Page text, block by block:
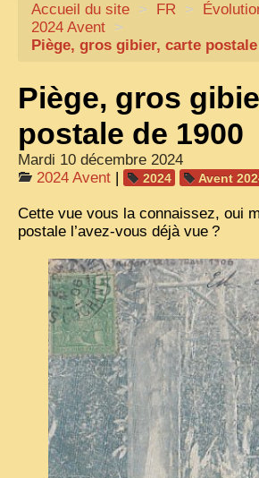
CARTACARO
NOS LIVRES
ILLUSTRATEURS
TONKIN
FRONTIÈRE
ANNAM CENTRE
COCHINCHINE
LES ETHNIES
LAOS
CAMBODGE
REMARQUABLES
VIETNAM 1950
ALBUMS DE FAMILLE
Accueil du site > FR >
2024 Avent >
Piège, gros gibier, carte postale
Piège, gros
postale de 1900
Mardi 10 décembre 2024
2024 Avent | 2024 Avent
Cette vue vous la connaissez, oui
postale l’avez-vous déjà vue ?